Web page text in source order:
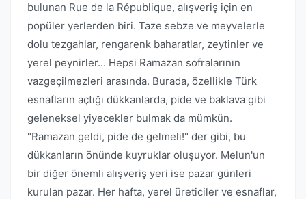
bulunan Rue de la République, alışveriş için en
popüler yerlerden biri. Taze sebze ve meyvelerle
dolu tezgahlar, rengarenk baharatlar, zeytinler ve
yerel peynirler... Hepsi Ramazan sofralarının
vazgeçilmezleri arasında. Burada, özellikle Türk
esnafların açtığı dükkanlarda, pide ve baklava gibi
geleneksel yiyecekler bulmak da mümkün.
"Ramazan geldi, pide de gelmeli!" der gibi, bu
dükkanların önünde kuyruklar oluşuyor. Melun'un
bir diğer önemli alışveriş yeri ise pazar günleri
kurulan pazar. Her hafta, yerel üreticiler ve esnaflar,